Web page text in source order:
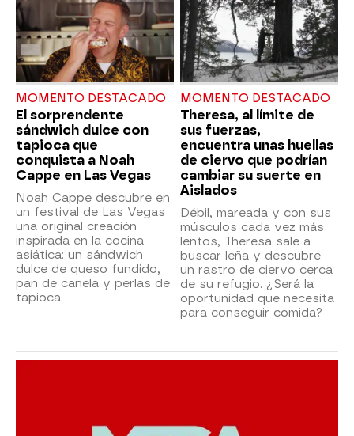
MOMENTO DESTACADO
El sorprendente
sándwich dulce con
tapioca que
conquista a Noah
Cappe en Las Vegas
Noah Cappe descubre en
un festival de Las Vegas
una original creación
inspirada en la cocina
asiática: un sándwich
dulce de queso fundido,
pan de canela y perlas de
tapioca.
MOMENTO DESTACADO
Theresa, al límite de
sus fuerzas,
encuentra unas huellas
de ciervo que podrían
cambiar su suerte en
Aislados
Débil, mareada y con sus
músculos cada vez más
lentos, Theresa sale a
buscar leña y descubre
un rastro de ciervo cerca
de su refugio. ¿Será la
oportunidad que necesita
para conseguir comida?